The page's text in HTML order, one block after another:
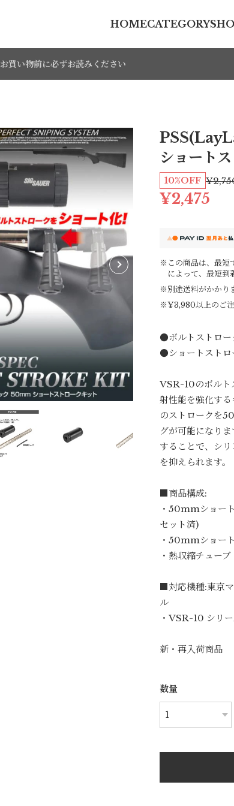
HOMECATEGORY
お買い物前に必ずお読みください
ショート
10%OFF
¥2,475
※この商品は、最短
によって、最短到
※別途送料がかかり
※¥3,980以上のご注
●ボルトストロ
●ショートストロ
VSR-10のボルト
射性能を強化す
のストロークを
グが可能になり
することで、シ
を抑えられます。
■商品構成:
・50mmショー
セット済)
・50mmショー
・熱収縮チューブ
■対応機種:東京
ル
・VSR-10 シリ
新・再入荷商品
数量